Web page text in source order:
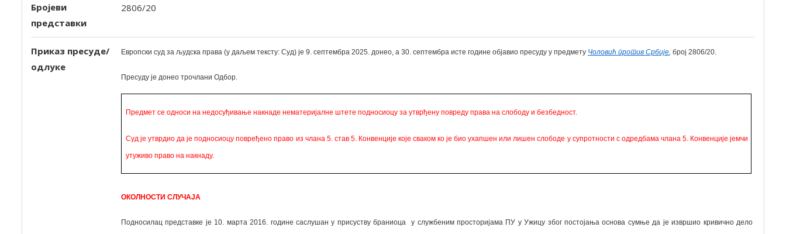
Бројеви
представки
2806/20
Приказ пресуде/
одлуке
Европски суд за људска права (у даљем тексту: Суд) је 9. септембра 2025. донео, а 30. септембра исте године објавио пресуду у предмету Чоловић против Србије, број 2806/20.
Пресуду је донео трочлани Одбор.
Предмет се односи на недосуђивање накнаде нематеријалне штете подносиоцу за утврђену повреду права на слободу и безбедност.
Суд је утврдио да је подносиоцу повређено право из члана 5. став 5. Конвенције које сваком ко је био ухапшен или лишен слободе у супротности с одредбама члана 5. Конвенције јемчи
утуживо право на накнаду.
ОКОЛНОСТИ СЛУЧАЈА
Подносилац представке је 10. марта 2016. године саслушан у присуству браниоцау службеним просторијама ПУ у Ужицу због постојања основа сумње да је извршио кривично дело